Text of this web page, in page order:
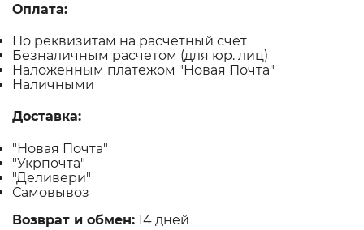
Оплата:
По реквизитам на расчётный счёт
Безналичным расчетом (для юр. лиц)
Наложенным платежом "Новая Почта"
Наличными
Доставка:
"Новая Почта"
"Укрпочта"
"Деливери"
Самовывоз
Возврат и обмен: 14 дней